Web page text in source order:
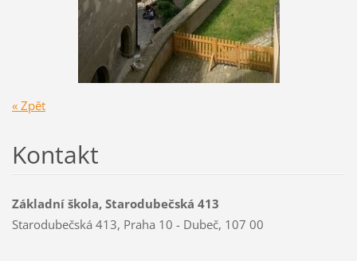
« Zpět
Kontakt
Základní škola, Starodubečská 413
Starodubečská 413, Praha 10 - Dubeč, 107 00